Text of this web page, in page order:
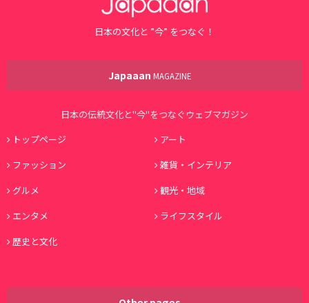
日本の文化と ”今” をつなぐ！
Japaaan MAGAZINE
日本の伝統文化と"今"をつなぐウェブマガジン
トップページ
アート
ファッション
雑貨・インテリア
グルメ
観光・地域
エンタメ
ライフスタイル
歴史と文化